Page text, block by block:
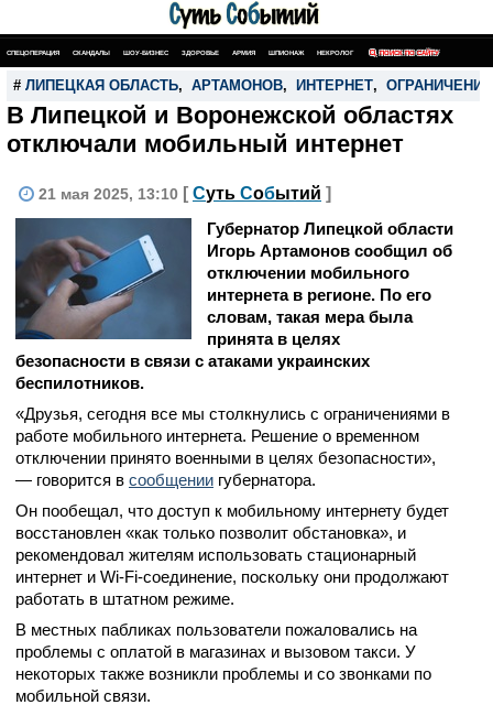
СПЕЦОПЕРАЦИЯ СКАНДАЛЫ ШОУ-БИЗНЕС ЗДОРОВЬЕ АРМИЯ ШПИОНАЖ НЕКРОЛОГ ПОИСК ПО САЙТУ
# ЛИПЕЦКАЯ ОБЛАСТЬ, АРТАМОНОВ, ИНТЕРНЕТ, ОГРАНИЧЕНИЯ
В Липецкой и Воронежской областях
отключали мобильный интернет
21 мая 2025, 13:10 [ Суть Событий ]
Губернатор Липецкой области
Игорь Артамонов сообщил об
отключении мобильного
интернета в регионе. По его
словам, такая мера была
принята в целях
безопасности в связи с атаками украинских
беспилотников.
«Друзья, сегодня все мы столкнулись с ограничениями в
работе мобильного интернета. Решение о временном
отключении принято военными в целях безопасности»,
— говорится в сообщении губернатора.
Он пообещал, что доступ к мобильному интернету будет
восстановлен «как только позволит обстановка», и
рекомендовал жителям использовать стационарный
интернет и Wi-Fi-соединение, поскольку они продолжают
работать в штатном режиме.
В местных пабликах пользователи пожаловались на
проблемы с оплатой в магазинах и вызовом такси. У
некоторых также возникли проблемы и со звонками по
мобильной связи.